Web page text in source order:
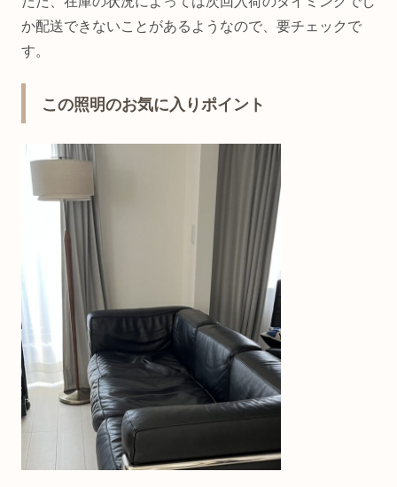
か配送できないことがあるようなので、要チェックで
す。
この照明のお気に入りポイント